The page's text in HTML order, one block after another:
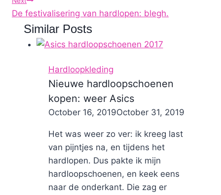
De festivalisering van hardlopen: blegh.
Similar Posts
Hardloopkleding
Nieuwe hardloopschoenen
kopen: weer Asics
ByNicole
October 16, 2019October 31, 2019
Het was weer zo ver: ik kreeg last
van pijntjes na, en tijdens het
hardlopen. Dus pakte ik mijn
hardloopschoenen, en keek eens
naar de onderkant. Die zag er